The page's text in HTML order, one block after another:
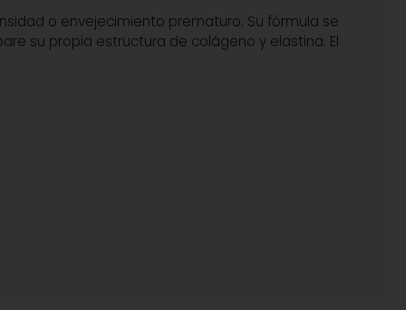
o envejecimiento prematuro. Su fórmula se
su propia estructura de colágeno y elastina. El
prolongada al sol sin la protección